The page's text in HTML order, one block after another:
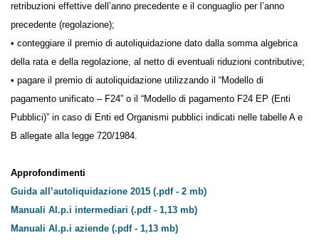
retribuzioni effettive dell’anno precedente e il conguaglio per l’anno
precedente (regolazione);
• conteggiare il premio di autoliquidazione dato dalla somma algebrica
della rata e della regolazione, al netto di eventuali riduzioni contributive;
• pagare il premio di autoliquidazione utilizzando il “Modello di
pagamento unificato – F24” o il “Modello di pagamento F24 EP (Enti
Pubblici)” in caso di Enti ed Organismi pubblici indicati nelle tabelle A e
B allegate alla legge 720/1984.
Approfondimenti
Guida all’autoliquidazione 2015 (.pdf - 2 mb)
Manuali Al.p.i intermediari (.pdf - 1,13 mb)
Manuali Al.p.i aziende (.pdf - 1,13 mb)